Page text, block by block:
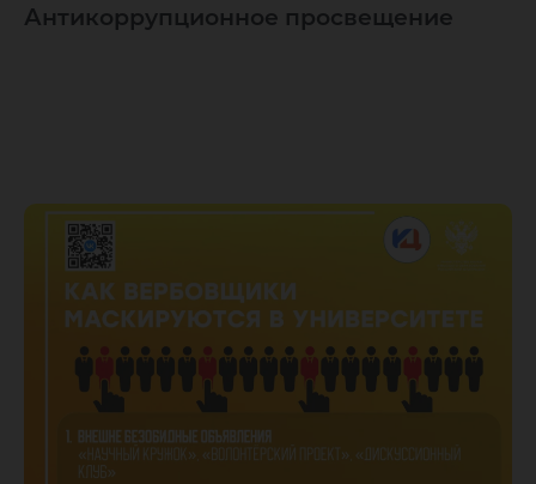
Антикоррупционное просвещение